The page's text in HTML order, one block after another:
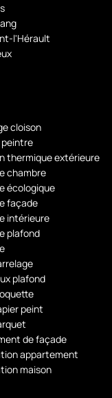
l'Hérault
cloison
thermique extérieure
chambre
écologique
façade
intérieure
plafond
plafond
peint
de façade
appartement
maison